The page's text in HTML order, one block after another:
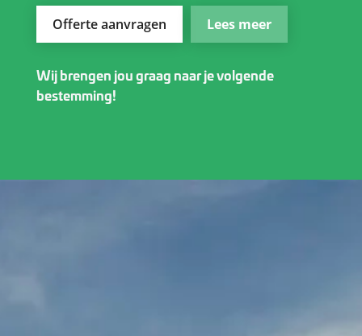
de boven- als de onderbouw en toch blijft het park
Offerte aanvragen Lees meer
Wij brengen jou graag naar je volgende
bestemming!